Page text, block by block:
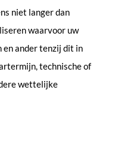
niet langer dan
waarvoor uw
en ander tenzij dit in
technische of
wettelijke